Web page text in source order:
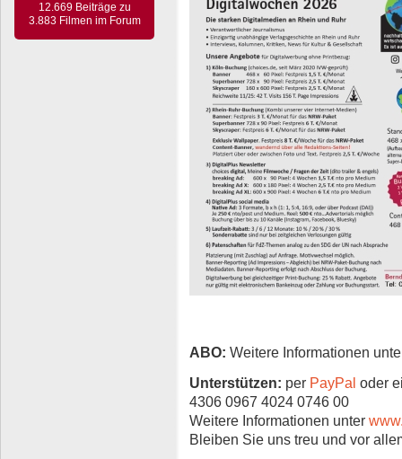
12.669 Beiträge zu
3.883 Filmen im Forum
ABO: Weitere Informationen
Unterstützen: per PayPal oder
4306 0967 4024 0746 00
Weitere Informationen unter
Bleiben Sie uns treu und vor